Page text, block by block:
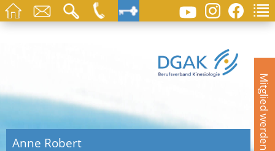
Mitglied werden
Anne Robert